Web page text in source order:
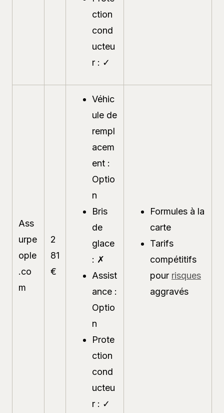
ction
cond
ucteu
r : ✓
Ass
urpe
ople
.co
m
2
81
€
Véhic
ule de
rempl
acem
ent :
Optio
n
Bris
de
glace
: ✗
Assist
ance :
Optio
n
Prote
ction
cond
ucteu
r : ✓
Formules à la
carte
Tarifs
compétitifs
pour risques
aggravés